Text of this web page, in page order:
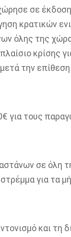
σε έκδοση
κρατικών
όλης της
κρίσης
την
για τους
σε όλη
για τα
και τη